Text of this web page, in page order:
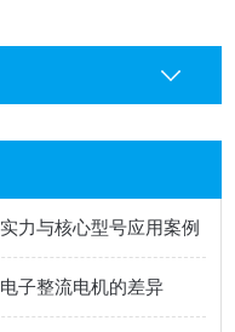
力与核心型号应用案例
子整流电机的差异